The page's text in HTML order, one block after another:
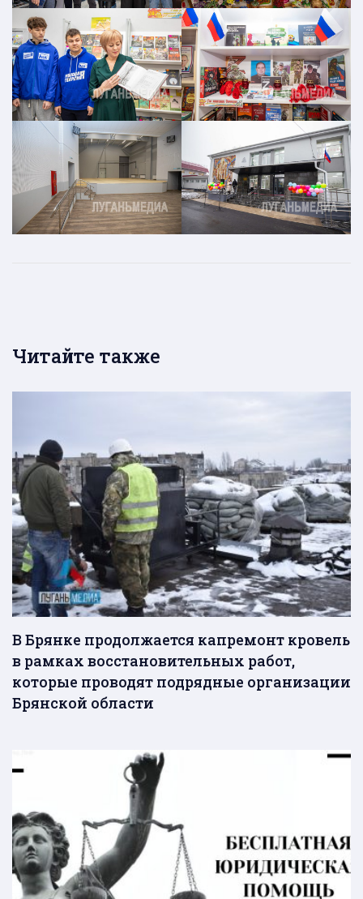
Читайте также
В Брянке продолжается капремонт кровель
в рамках восстановительных работ,
которые проводят подрядные организации
Брянской области